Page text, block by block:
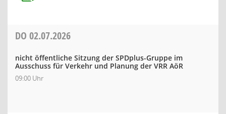
DO 02.07.2026
nicht öffentliche Sitzung der SPDplus-Gruppe im
Ausschuss für Verkehr und Planung der VRR AöR
09:00 Uhr